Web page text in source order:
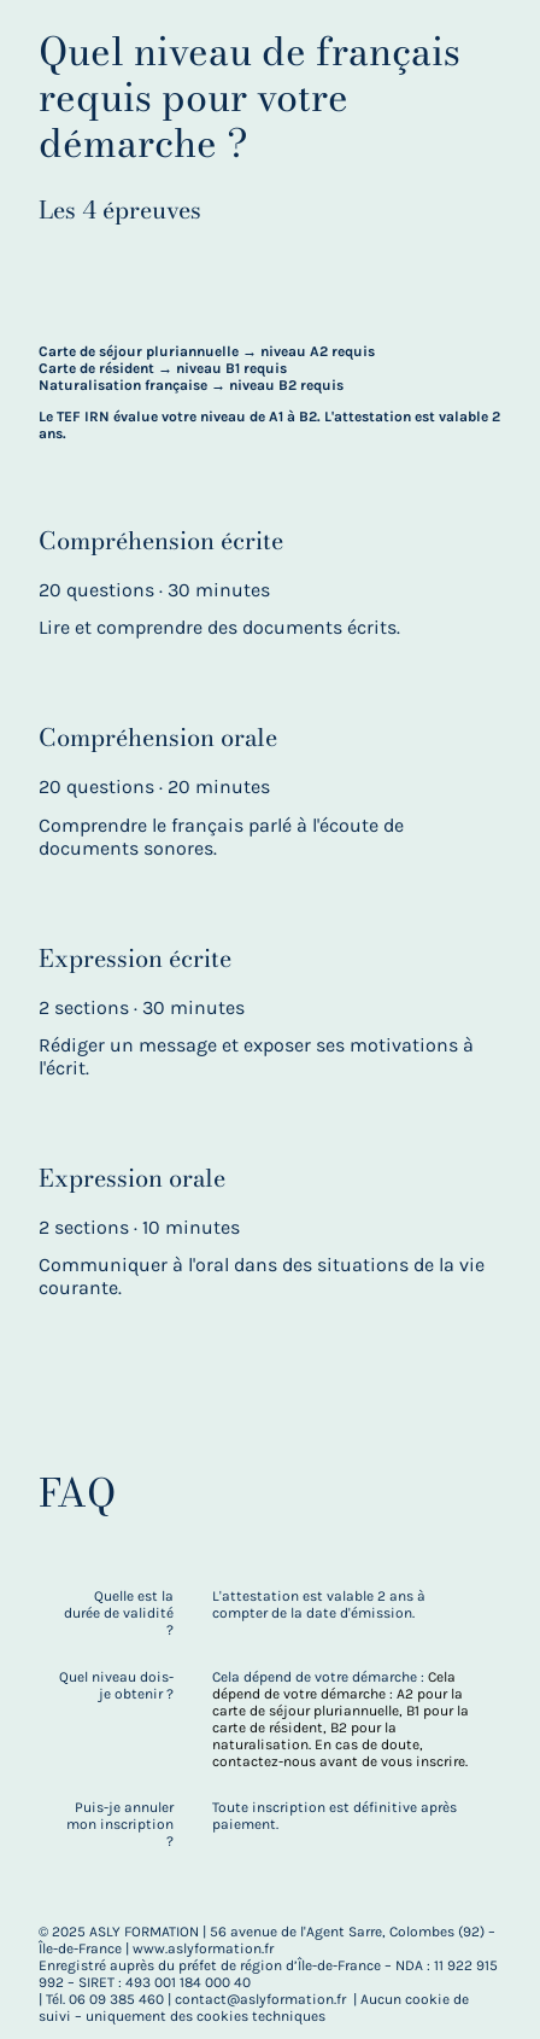
Quel niveau de français
requis pour votre
démarche ?
Les 4 épreuves
Carte de séjour pluriannuelle → niveau A2 requis
Carte de résident → niveau B1 requis
Naturalisation française → niveau B2 requis
Le TEF IRN évalue votre niveau de A1 à B2. L'attestation est valable 2
ans.
Compréhension écrite
20 questions · 30 minutes
Lire et comprendre des documents écrits.
Compréhension orale
20 questions · 20 minutes
Comprendre le français parlé à l'écoute de
documents sonores.
Expression écrite
2 sections · 30 minutes
Rédiger un message et exposer ses motivations à
l'écrit.
Expression orale
2 sections · 10 minutes
Communiquer à l'oral dans des situations de la vie
courante.
FAQ
Quelle est la
durée de validité
?
L'attestation est valable 2 ans à
compter de la date d'émission.
Quel niveau dois-
je obtenir ?
Cela dépend de votre démarche : Cela
dépend de votre démarche : A2 pour la
carte de séjour pluriannuelle, B1 pour la
carte de résident, B2 pour la
naturalisation. En cas de doute,
contactez-nous avant de vous inscrire.
Puis-je annuler
mon inscription
?
Toute inscription est définitive après
paiement.
© 2025 ASLY FORMATION | 56 avenue de l'Agent Sarre, Colombes (92) –
Île-de-France | www.aslyformation.fr
Enregistré auprès du préfet de région d’Île-de-France – NDA : 11 922 915
992 – SIRET : 493 001 184 000 40
| Tél. 06 09 385 460 | contact@aslyformation.fr | Aucun cookie de
suivi – uniquement des cookies techniques